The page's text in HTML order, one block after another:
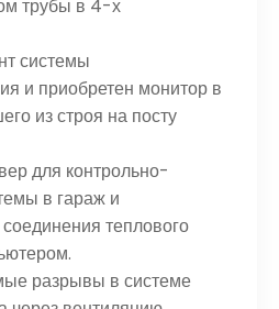
трубы в 4-х
системы
и приобретен монитор в
из строя на посту
для контрольно-
в гараж и
теплового
разрывы в системе